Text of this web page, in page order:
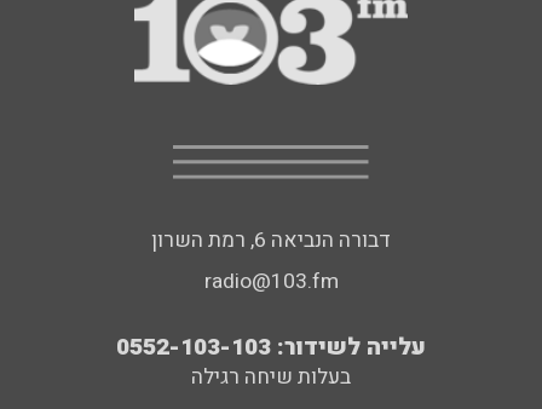
דבורה הנביאה 6, רמת השרון
radio@103.fm
עלייה לשידור: 0552-103-103
בעלות שיחה רגילה